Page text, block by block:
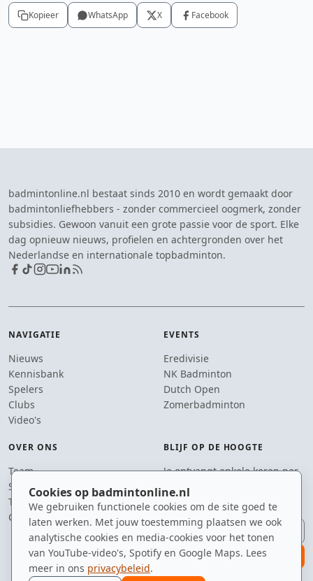
Cookies op badmintonline.nl
We gebruiken functionele cookies om de site goed te
laten werken. Met jouw toestemming plaatsen we ook
analytische cookies en media-cookies voor het tonen
van YouTube-video's, Spotify en Google Maps. Lees
meer in ons privacybeleid.
Kopieer WhatsApp X Facebook
badmintonline.nl bestaat sinds 2010 en wordt gemaakt door
badmintonliefhebbers - zonder commercieel oogmerk, zonder
subsidies. Gewoon vanuit een grote passie voor de sport. Elke
dag opnieuw nieuws, profielen en achtergronden over het
Nederlandse en internationale topbadminton.
NAVIGATIE
Nieuws
Kennisbank
Spelers
Clubs
Video's
EVENTS
Eredivisie
NK Badminton
Dutch Open
Zomerbadminton
OVER ONS
Team
Supporters
Tip de redactie
Contact
BLIJF OP DE HOOGTE
Je ontvangt enkele keren per
jaar een e-mail met het
laatste badmintonnieuws.
E-mailadres
aanmelden